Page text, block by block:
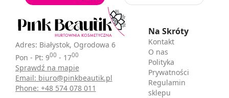
Adres: Białystok, Ogrodowa 6
Pon - Pt: 900 - 1700
Sprawdź na mapie
Email: biuro@pinkbeautik.pl
Phone: +48 574 078 011
Na Skróty
Kontakt
O nas
Polityka
Prywatności
Regulamin
sklepu